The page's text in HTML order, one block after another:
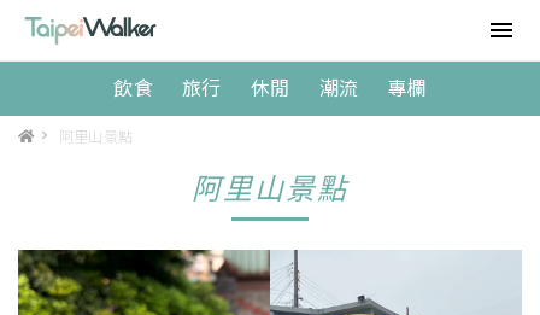
飲食 旅行 休閒 潮流 專欄
> 阿里山景點
阿里山景點